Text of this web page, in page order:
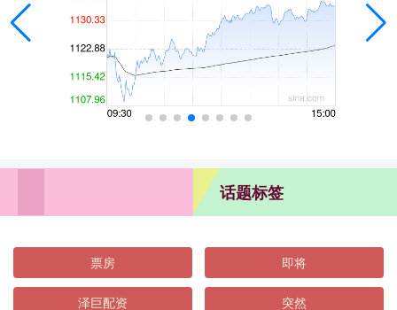
话题标签
票房 即将
泽巨配资 突然